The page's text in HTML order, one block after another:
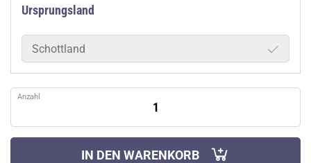
Ursprungsland
Schottland
Anzahl
IN DEN WARENKORB